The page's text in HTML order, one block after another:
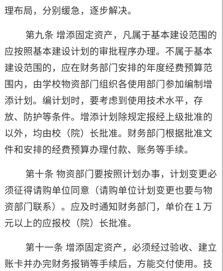
理布局，分别缓急，逐步解决。
第九条 增添固定资产，凡属于基本建设范围的
应按照基本建设计划的审批程序办理。不属于基本
建设范围的，应在财务部门安排的年度经费预算范
围内，由学校物资部门组织各使用部门参加编制增
添计划。编计划时，要考虑到使用技术水平，存
放、防护等条件。增添计划除规定报经上级批准的
以外，均由校（院）长批准。财务部门根据批准文
件和安排的经费预算办理付款、账务等手续。
第十条 物资部门要按照计划办事，计划变更必
须征得请购单位同意（请购单位计划变更也要与物
资部门联系）。应及时通知财务部门，单价在１万
元以上的应报校（院）长批准。
第十一条 增添固定资产，必须经过验收、建立
账卡并办完财务报销等手续后，方能交付使用。技